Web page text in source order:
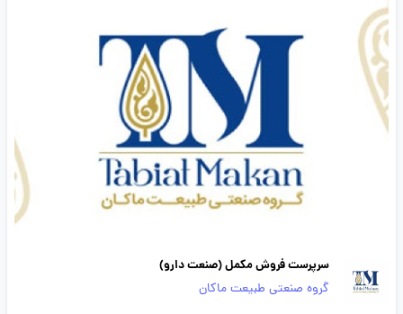
سرپرست فروش مکمل (صنعت دارو)
گروه صنعتی طبیعت ماکان